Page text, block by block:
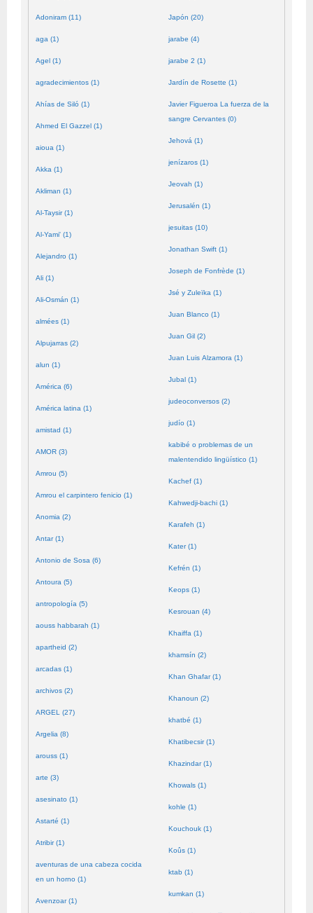
Adoniram (11)
aga (1)
Agel (1)
agradecimientos (1)
Ahías de Siló (1)
Ahmed El Gazzel (1)
aioua (1)
Akka (1)
Akliman (1)
Al-Taysir (1)
Al-Yami' (1)
Alejandro (1)
Ali (1)
Ali-Osmán (1)
almées (1)
Alpujarras (2)
alun (1)
América (6)
América latina (1)
amistad (1)
AMOR (3)
Amrou (5)
Amrou el carpintero fenicio (1)
Anomia (2)
Antar (1)
Antonio de Sosa (6)
Antoura (5)
antropología (5)
aouss habbarah (1)
apartheid (2)
arcadas (1)
archivos (2)
ARGEL (27)
Argelia (8)
arouss (1)
arte (3)
asesinato (1)
Astarté (1)
Atribir (1)
aventuras de una cabeza cocida
en un horno (1)
Avenzoar (1)
Japón (20)
jarabe (4)
jarabe 2 (1)
Jardín de Rosette (1)
Javier Figueroa La fuerza de la
sangre Cervantes (0)
Jehová (1)
jenízaros (1)
Jeovah (1)
Jerusalén (1)
jesuitas (10)
Jonathan Swift (1)
Joseph de Fonfrède (1)
Jsé y Zuleïka (1)
Juan Blanco (1)
Juan Gil (2)
Juan Luis Alzamora (1)
Jubal (1)
judeoconversos (2)
judío (1)
kabibé o problemas de un
malentendido lingüístico (1)
Kachef (1)
Kahwedji-bachi (1)
Karafeh (1)
Kater (1)
Kefrén (1)
Keops (1)
Kesrouan (4)
Khaiffa (1)
khamsín (2)
Khan Ghafar (1)
Khanoun (2)
khatbé (1)
Khatibecsir (1)
Khazindar (1)
Khowals (1)
kohle (1)
Kouchouk (1)
Koûs (1)
ktab (1)
kumkan (1)